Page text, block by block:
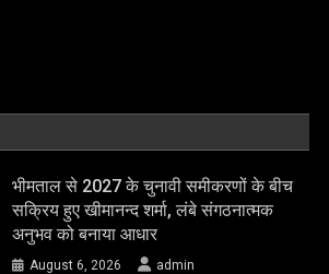
भीमताल से 2027 के चुनावी समीकरणों के बीच
सक्रिय हुए खीमानन्द शर्मा, लंबे संगठनात्मक
अनुभव को बनाया आधार
August 6, 2026 admin